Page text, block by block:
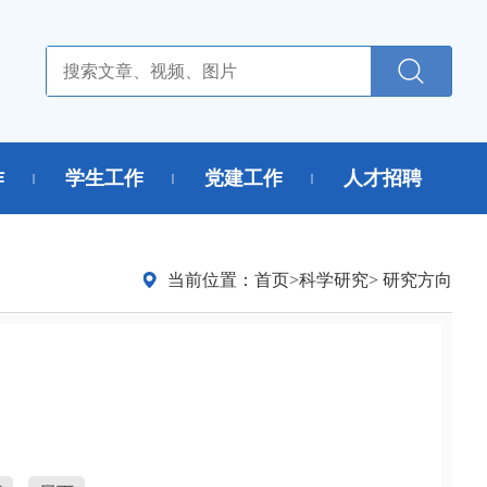
学生工作 党建工作 人才招聘
当前位置： 首页>科学研究> 研究方向